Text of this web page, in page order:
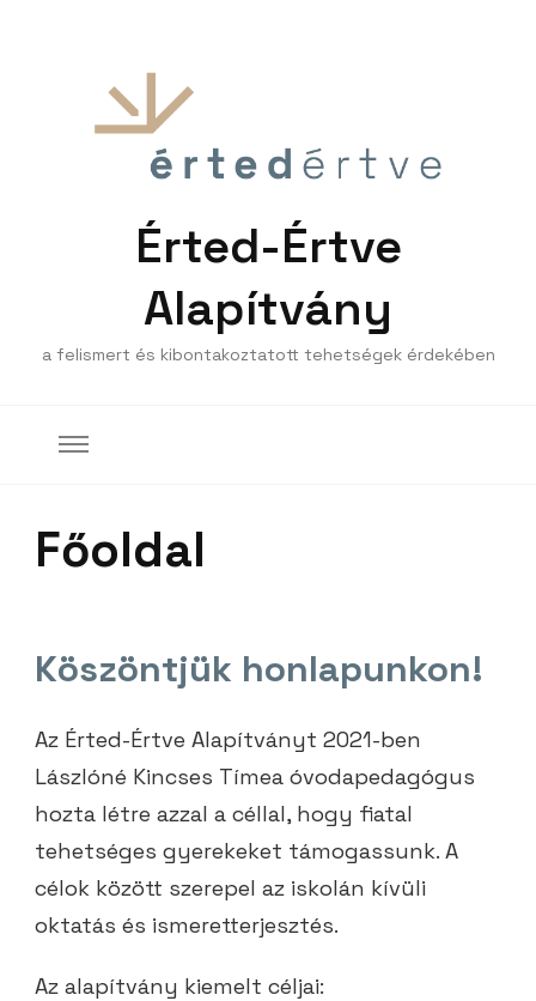
Érted-Értve
Alapítvány
a felismert és kibontakoztatott tehetségek érdekében
Főoldal
Köszöntjük honlapunkon!
Az Érted-Értve Alapítványt 2021-ben
Lászlóné Kincses Tímea óvodapedagógus
hozta létre azzal a céllal, hogy fiatal
tehetséges gyerekeket támogassunk. A
célok között szerepel az iskolán kívüli
oktatás és ismeretterjesztés.
Az alapítvány kiemelt céljai: